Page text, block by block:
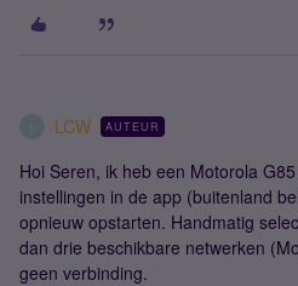
LCW AUTEUR
Hoi Seren, ik heb een Motorola
instellingen in de app (buitenland
opnieuw opstarten. Handmatig
dan drie beschikbare netwerken
geen verbinding.